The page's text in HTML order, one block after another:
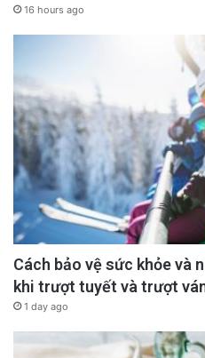
16 hours ago
Cách bảo vệ sức khỏe và
khi trượt tuyết và trượt
1 day ago